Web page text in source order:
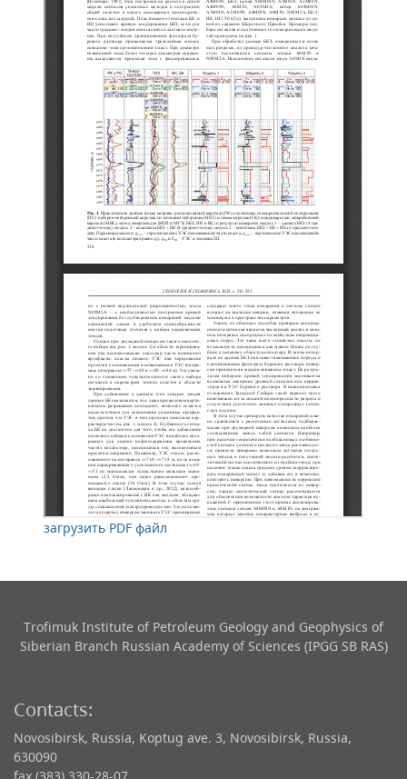
загрузить PDF файл
Trofimuk Institute of Petroleum Geology and Geophysics​ of
Siberian Branch Russian Academy of Sciences (IPGG SB RAS)
Contacts:
Novosibirsk, Russia, Koptug ave. 3, Novosibirsk, Russia,
630090